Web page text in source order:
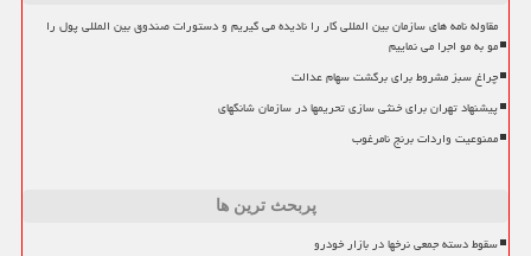
مقاوله نامه های سازمان بین المللی کار را نادیده می گیریم و دستورات صندوق بین المللی پول را
مو به مو اجرا می نماییم
چراغ سبز مشروط برای برگشت سهام عدالت
پیشنهاد تهران برای خنثی سازی تحریمها در سازمان شانگهای
ممنوعیت واردات برنج نامرغوب
پربحث ترین ها
سقوط دسته جمعی نرخها در بازار خودرو